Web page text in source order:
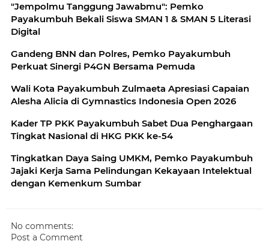
"Jempolmu Tanggung Jawabmu": Pemko
Payakumbuh Bekali Siswa SMAN 1 & SMAN 5 Literasi
Digital
Gandeng BNN dan Polres, Pemko Payakumbuh
Perkuat Sinergi P4GN Bersama Pemuda
Wali Kota Payakumbuh Zulmaeta Apresiasi Capaian
Alesha Alicia di Gymnastics Indonesia Open 2026
Kader TP PKK Payakumbuh Sabet Dua Penghargaan
Tingkat Nasional di HKG PKK ke-54
Tingkatkan Daya Saing UMKM, Pemko Payakumbuh
Jajaki Kerja Sama Pelindungan Kekayaan Intelektual
dengan Kemenkum Sumbar
No comments:
Post a Comment